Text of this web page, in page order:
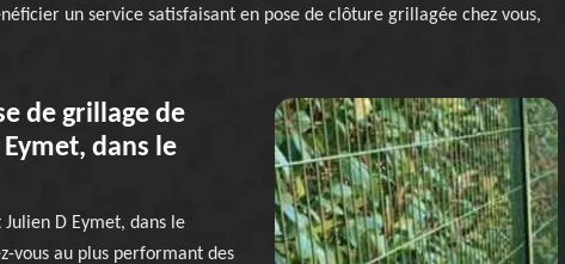
un service satisfaisant en pose de clôture grillagée chez vous,
de grillage de
dans le
D Eymet, dans le
vous au plus performant des